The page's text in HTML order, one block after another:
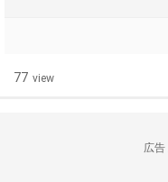
77 view
広